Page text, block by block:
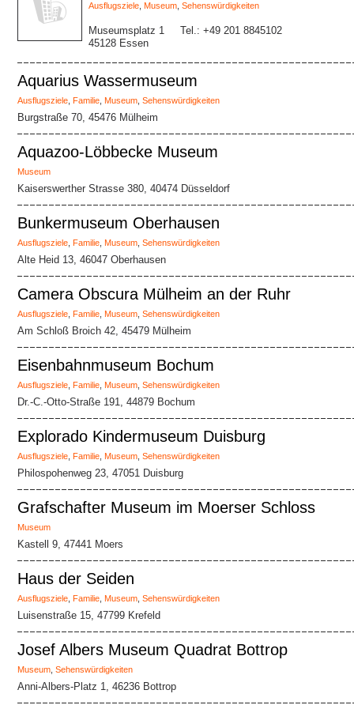
Ausflugsziele Museum Sehenswürdigkeiten
Museumsplatz 1
45128 Essen
Tel.: +49 201 8845102
Aquarius Wassermuseum
Ausflugsziele Familie Museum Sehenswürdigkeiten
Burgstraße 70, 45476 Mülheim
Aquazoo-Löbbecke Museum
Museum
Kaiserswerther Strasse 380, 40474 Düsseldorf
Bunkermuseum Oberhausen
Ausflugsziele Familie Museum Sehenswürdigkeiten
Alte Heid 13, 46047 Oberhausen
Camera Obscura Mülheim an der Ruhr
Ausflugsziele Familie Museum Sehenswürdigkeiten
Am Schloß Broich 42, 45479 Mülheim
Eisenbahnmuseum Bochum
Ausflugsziele Familie Museum Sehenswürdigkeiten
Dr.-C.-Otto-Straße 191, 44879 Bochum
Explorado Kindermuseum Duisburg
Ausflugsziele Familie Museum Sehenswürdigkeiten
Philospohenweg 23, 47051 Duisburg
Grafschafter Museum im Moerser Schloss
Museum
Kastell 9, 47441 Moers
Haus der Seiden
Ausflugsziele Familie Museum Sehenswürdigkeiten
Luisenstraße 15, 47799 Krefeld
Josef Albers Museum Quadrat Bottrop
Museum Sehenswürdigkeiten
Anni-Albers-Platz 1, 46236 Bottrop